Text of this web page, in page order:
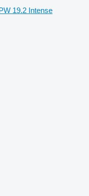
19.2 Intense